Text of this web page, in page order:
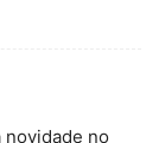
novidade no